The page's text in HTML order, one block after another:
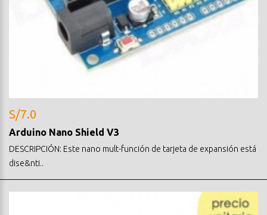
S/7.0
Arduino Nano Shield V3
DESCRIPCIÓN: Este nano mult-función de tarjeta de expansión está
dise&nti..